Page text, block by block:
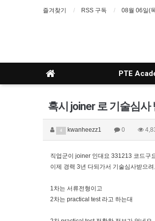
즐겨찾기 RSS 구독 08월 06일(
PTE
혹시 joiner 로 기술심
4 kwanheezz1 0
직업군이 joiner 인대요 331213 코드구
이제 경력 3년 다되가서 기술심사받으려
1차는 서류전형이고
2차는 practical test 라고 하는대